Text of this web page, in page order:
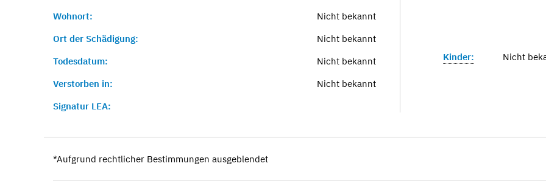
Wohnort:
Nicht bekannt
Ort der Schädigung:
Nicht bekannt
Todesdatum:
Nicht bekannt
Verstorben in:
Nicht bekannt
Signatur LEA:
Kinder: Nicht
*Aufgrund rechtlicher Bestimmungen ausgeblendet